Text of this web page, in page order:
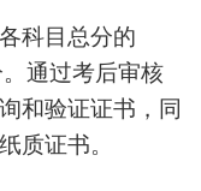
科目总分的
通过考后审核
和验证证书，同
质证书。